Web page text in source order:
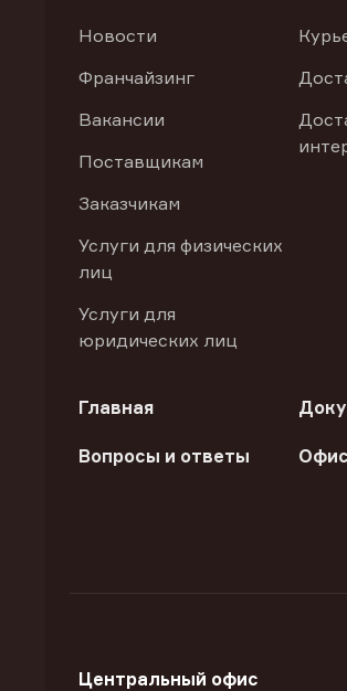
Новости
Франчайзинг
Вакансии
Поставщикам
Заказчикам
Услуги для физических
лиц
Услуги для
юридических лиц
Главная
Вопросы и ответы
Центральный офис